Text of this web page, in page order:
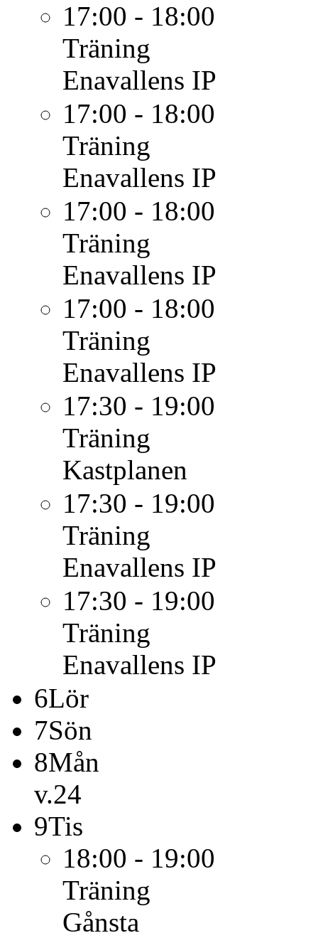
17:00 - 18:00
Träning
Enavallens IP
17:00 - 18:00
Träning
Enavallens IP
17:00 - 18:00
Träning
Enavallens IP
17:00 - 18:00
Träning
Enavallens IP
17:30 - 19:00
Träning
Kastplanen
17:30 - 19:00
Träning
Enavallens IP
17:30 - 19:00
Träning
Enavallens IP
6Lör
7Sön
8Mån
v.24
9Tis
18:00 - 19:00
Träning
Gånsta